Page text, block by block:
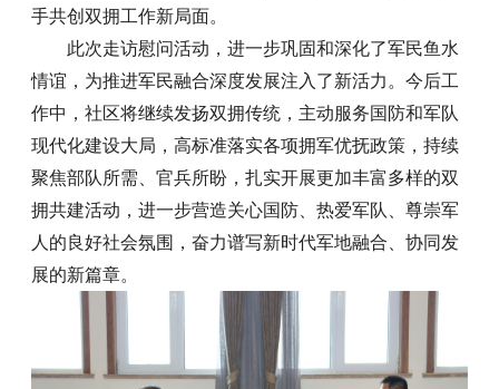
手共创双拥工作新局面。
此次走访慰问活动，进一步巩固和深化了军民鱼水
情谊，为推进军民融合深度发展注入了新活力。今后工
作中，社区将继续发扬双拥传统，主动服务国防和军队
现代化建设大局，高标准落实各项拥军优抚政策，持续
聚焦部队所需、官兵所盼，扎实开展更加丰富多样的双
拥共建活动，进一步营造关心国防、热爱军队、尊崇军
人的良好社会氛围，奋力谱写新时代军地融合、协同发
展的新篇章。